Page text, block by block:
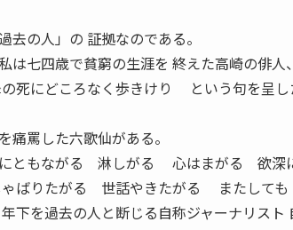
去の人」の 証拠なのである。
は七四歳で貧窮の生涯を 終えた高崎の俳
死にどころなく歩きけり という句を呈し
痛罵した六歌仙がある。
ともながる 淋しがる 心はまがる 欲
ばりたがる 世話やきたがる またして
下を過去の人と断じる自称ジャーナリスト